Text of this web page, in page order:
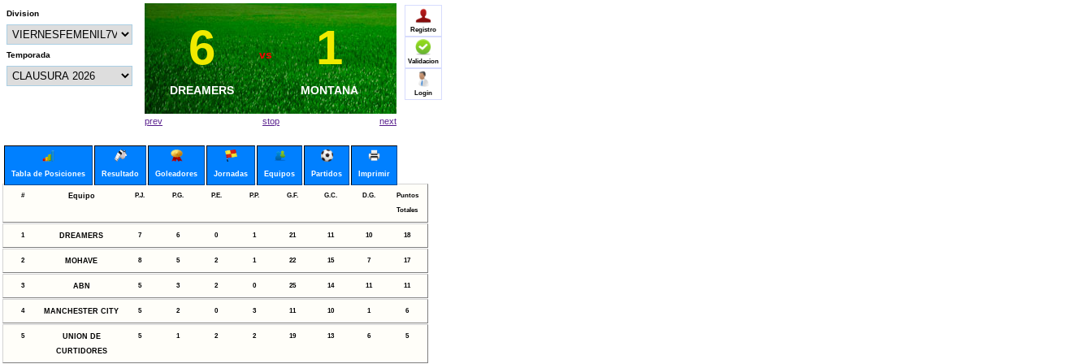
Division
Temporada 6
DREAMERS
vs 1
MONTANA
5
UNION DE
CURTIDORES
vs 5
ABN
prev next
stop
Registro
Validacion
Login
Tabla de Posiciones Resultado Goleadores Jornadas Equipos Partidos Imprimir
# Equipo P.J. P.G. P.E. P.P. G.F. G.C. D.G.
Puntos
Totales
1 DREAMERS 7 6 0 1 21 11 10 18
2 MOHAVE 8 5 2 1 22 15 7 17
3 ABN 5 3 2 0 25 14 11 11
4 MANCHESTER CITY 5 2 0 3 11 10 1 6
5
UNION DE
CURTIDORES
5 1 2 2 19 13 6 5